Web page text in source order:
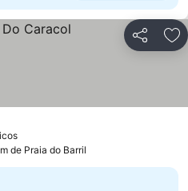
Partilhar
de Praia do Barril